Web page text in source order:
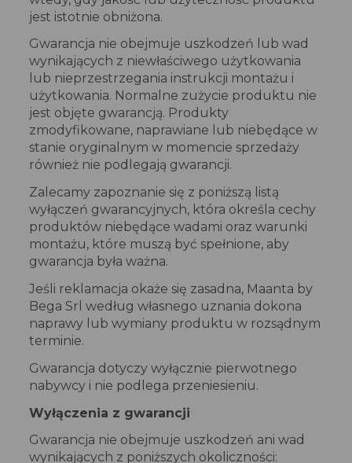
jest istotnie obniżona.
Gwarancja nie obejmuje uszkodzeń lub wad
wynikających z niewłaściwego użytkowania
lub nieprzestrzegania instrukcji montażu i
użytkowania. Normalne zużycie produktu nie
jest objęte gwarancją. Produkty
zmodyfikowane, naprawiane lub niebędące w
stanie oryginalnym w momencie sprzedaży
również nie podlegają gwarancji.
Zalecamy zapoznanie się z poniższą listą
wyłączeń gwarancyjnych, która określa cechy
produktów niebędące wadami oraz warunki
montażu, które muszą być spełnione, aby
gwarancja była ważna.
Jeśli reklamacja okaże się zasadna, Maanta by
Bega Srl według własnego uznania dokona
naprawy lub wymiany produktu w rozsądnym
terminie.
Gwarancja dotyczy wyłącznie pierwotnego
nabywcy i nie podlega przeniesieniu.
Wyłączenia z gwarancji
Gwarancja nie obejmuje uszkodzeń ani wad
wynikających z poniższych okoliczności: